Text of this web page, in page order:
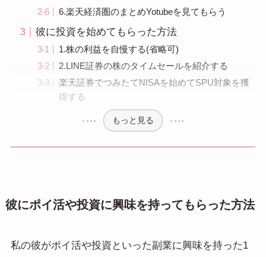
6.楽天経済圏のまとめYotubeを見てもらう
彼に投資を始めてもらった方法
1.株の利益を自慢する(省略可)
2.LINE証券の株のタイムセールを紹介する
楽天証券でつみたてNISAを始めてSPU対象を獲
得する
もっと見る
彼にポイ活や投資に興味を持ってもらった方法
私の彼がポイ活や投資といった副業に興味を持った1